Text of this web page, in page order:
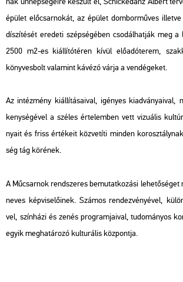
épü­let elő­csar­no­kát, az épü­let dom­bor­mű­ves
dí­szí­té­sét ere­de­ti szép­sé­gé­ben cso­dál­hat­ják meg
2500 m2-es ki­ál­lí­tó­té­ren kívül elő­adó­te­rem,
köny­ves­bolt va­la­mint ká­vé­zó várja a ven­dé­ge­ket.
Az in­téz­mény ki­ál­lí­tá­sa­i­val, igé­nyes ki­ad­vá­nya­i­val,
keny­sé­gé­vel a szé­les ér­te­lem­ben vett vi­zu­á­lis
nya­it és friss ér­té­ke­it köz­ve­tí­ti min­den
ség tág kö­ré­nek.
A Mű­csar­nok rend­sze­res be­mu­tat­ko­zá­si le­he­tő­sé­get
neves kép­vi­se­lő­i­nek. Szá­mos ren­dez­vé­nyé­vel,
vel, szín­há­zi és zenés prog­ram­ja­i­val, tu­do­má­nyos
egyik meg­ha­tá­ro­zó kul­tu­rá­lis köz­pont­ja.